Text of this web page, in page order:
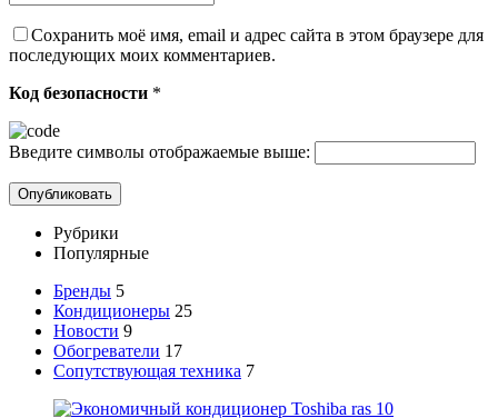
Сохранить моё имя, email и адрес сайта в этом браузере для
последующих моих комментариев.
Код безопасности *
Введите символы отображаемые выше:
Рубрики
Популярные
Бренды 5
Кондиционеры 25
Новости 9
Обогреватели 17
Сопутствующая техника 7